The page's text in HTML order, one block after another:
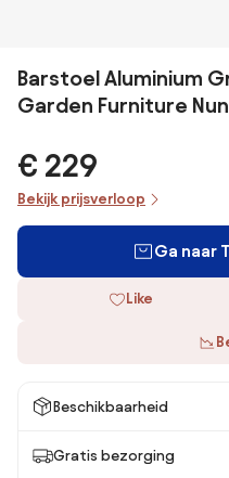
Barstoel Aluminium
Garden Furniture
€ 229
Bekijk prijsverloop
Ga naar
Like
Beschikbaarheid
Gratis bezorging